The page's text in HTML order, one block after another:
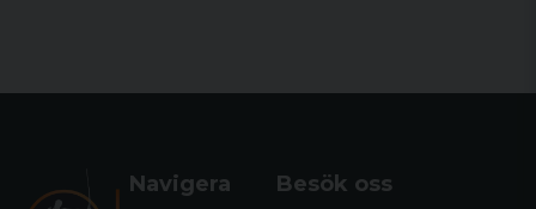
Navigera Besök oss